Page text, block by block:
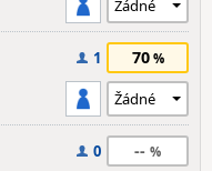
1 70
0 --